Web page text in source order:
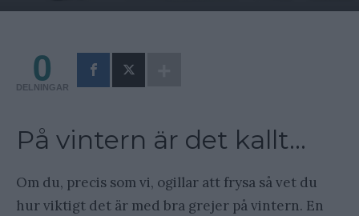
0
DELNINGAR
På vintern är det kallt…
Om du, precis som vi, ogillar att frysa så vet du
hur viktigt det är med bra grejer på vintern. En